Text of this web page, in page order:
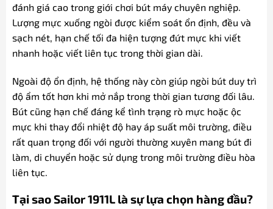
đánh giá cao trong giới chơi bút máy chuyên nghiệp.
Lượng mực xuống ngòi được kiểm soát ổn định, đều và
sạch nét, hạn chế tối đa hiện tượng đứt mực khi viết
nhanh hoặc viết liên tục trong thời gian dài.
Ngoài độ ổn định, hệ thống này còn giúp ngòi bút duy trì
độ ẩm tốt hơn khi mở nắp trong thời gian tương đối lâu.
Bút cũng hạn chế đáng kể tình trạng rò mực hoặc ộc
mực khi thay đổi nhiệt độ hay áp suất môi trường, điều
rất quan trọng đối với người thường xuyên mang bút đi
làm, di chuyển hoặc sử dụng trong môi trường điều hòa
liên tục.
Tại sao Sailor 1911L là sự lựa chọn hàng đầu?